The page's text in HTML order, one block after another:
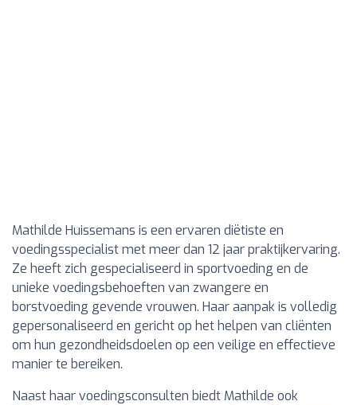
Mathilde Huissemans is een ervaren diëtiste en
voedingsspecialist met meer dan 12 jaar praktijkervaring.
Ze heeft zich gespecialiseerd in sportvoeding en de
unieke voedingsbehoeften van zwangere en
borstvoeding gevende vrouwen. Haar aanpak is volledig
gepersonaliseerd en gericht op het helpen van cliënten
om hun gezondheidsdoelen op een veilige en effectieve
manier te bereiken.
Naast haar voedingsconsulten biedt Mathilde ook